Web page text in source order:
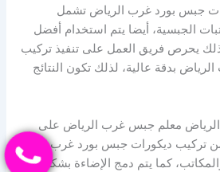
جبس بورد غرب الرياض تشمل
الجبسية، أيضا يتم استخدام أفضل
يحرص فريق العمل على تنفيذ تركيب
بدقة عالية، لذلك تكون النتائج
معلم جبس غرب الرياض على
تركيب ديكورات جبس بورد غرب
كما يتم دمج الإضاءة بشكل